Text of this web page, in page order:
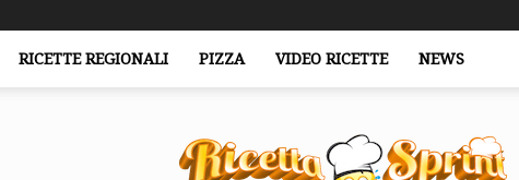
RICETTE REGIONALI PIZZA VIDEO RICETTE NEWS